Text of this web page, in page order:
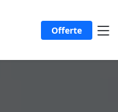
Offerte